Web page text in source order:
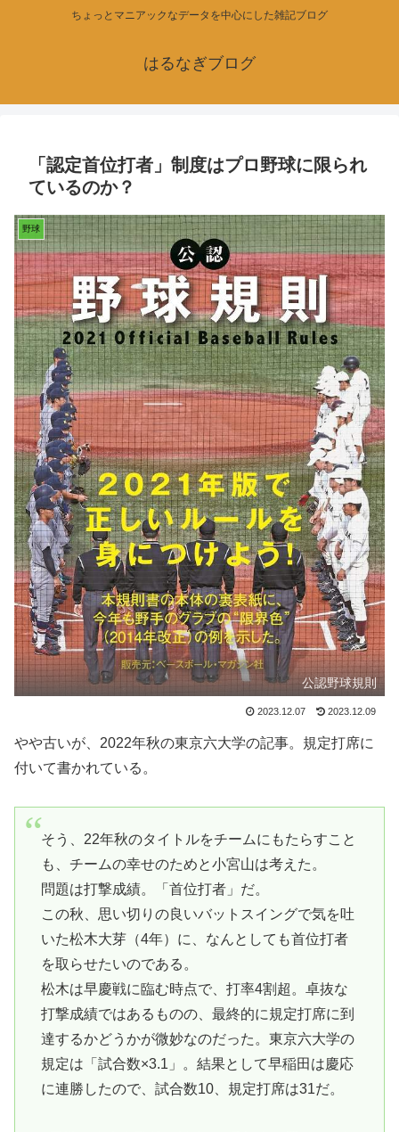
ちょっとマニアックなデータを中心にした雑記ブログ
はるなぎブログ
「認定首位打者」制度はプロ野球に限られ
ているのか？
野球
公認野球規則
2023.12.07 2023.12.09
やや古いが、2022年秋の東京六大学の記事。規定打席に
付いて書かれている。
そう、22年秋のタイトルをチームにもたらすこと
も、チームの幸せのためと小宮山は考えた。
問題は打撃成績。「首位打者」だ。
この秋、思い切りの良いバットスイングで気を吐
いた松木大芽（4年）に、なんとしても首位打者
を取らせたいのである。
松木は早慶戦に臨む時点で、打率4割超。卓抜な
打撃成績ではあるものの、最終的に規定打席に到
達するかどうかが微妙なのだった。東京六大学の
規定は「試合数×3.1」。結果として早稲田は慶応
に連勝したので、試合数10、規定打席は31だ。